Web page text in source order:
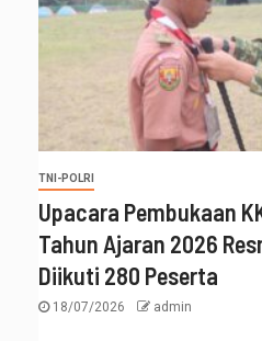
TNI-POLRI
Upacara Pembukaan
Tahun Ajaran 2026
Diikuti 280 Peserta
18/07/2026 admin